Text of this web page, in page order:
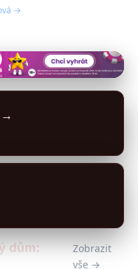
→
→
dům:
Zobrazit
vše →